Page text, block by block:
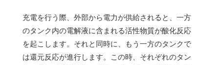
充電を行う際、外部から電力が供給されると、一方
のタンク内の電解液に含まれる活性物質が酸化反応
を起こします。それと同時に、もう一方のタンクで
は還元反応が進行します。この時、それぞれのタン